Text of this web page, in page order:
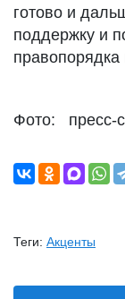
готово и
поддержку и
правопорядка
Фото: пресс-
Теги: Акценты